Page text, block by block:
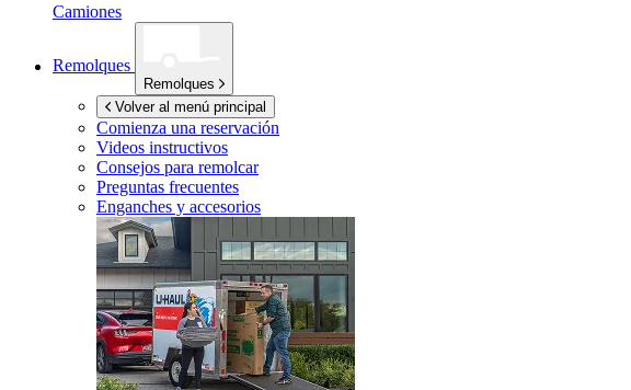
Camiones
Remolques
Remolques
Volver al menú principal
Comienza una reservación
Videos instructivos
Consejos para remolcar
Preguntas frecuentes
Enganches y accesorios